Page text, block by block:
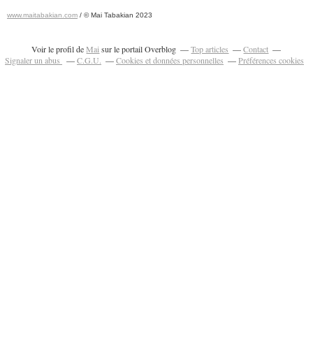
www.maitabakian.com / © Mai Tabakian 2023
Voir le profil deMaisur le portail Overblog Top articles
Contact
Signaler un abus
C.G.U. Cookies et données personnelles Préférences cookies